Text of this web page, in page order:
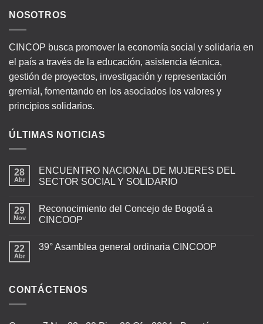
NOSOTROS
CINCOP busca promover la economía social y solidaria en
el país a través de la educación, asistencia técnica,
gestión de proyectos, investigación y representación
gremial, fomentando en los asociados los valores y
principios solidarios.
ÚLTIMAS NOTICIAS
28
Abr
ENCUENTRO NACIONAL DE MUJERES DEL
SECTOR SOCIAL Y SOLIDARIO
29
Nov
Reconocimiento del Concejo de Bogotá a
CINCOOP
22
Abr
39° Asamblea general ordinaria CINCOOP
CONTÁCTENOS